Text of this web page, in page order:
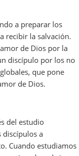
a preparar los
recibir la salvación.
de Dios por la
discípulo por los no
que pone
de Dios.
del estudio
discípulos a
Cuando estudiamos